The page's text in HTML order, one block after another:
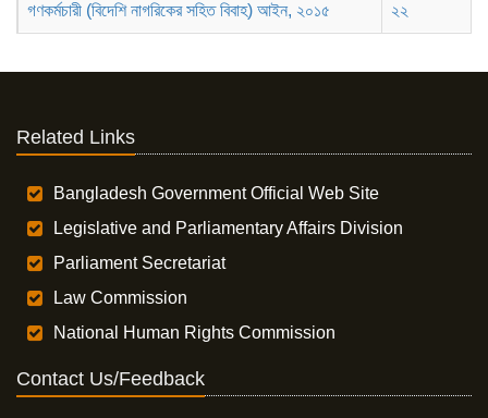
গণকর্মচারী (বিদেশি নাগরিকের সহিত বিবাহ) আইন, ২০১৫ ২২
Related Links
Bangladesh Government Official Web Site
Legislative and Parliamentary Affairs Division
Parliament Secretariat
Law Commission
National Human Rights Commission
Contact Us/Feedback